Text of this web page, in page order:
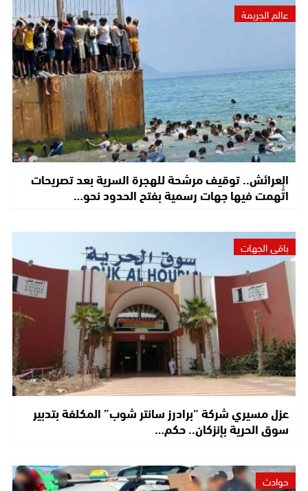
عالم الجريمة
العرائش.. توقيف مرشحة للهجرة السرية بعد تصريحات
اتُّهمت فيها جهات رسمية بفتح الحدود نحو…
باقي الجهات
عزل مسيري شركة “برادرز سانتر شوب” المكلفة بتدبير
سوق الحرية بإنزكان.. حكم…
حوادث